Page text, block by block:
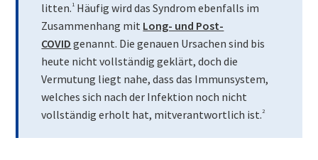
litten. 1 Häufig wird das Syndrom ebenfalls im
Zusammenhang mit Long- und Post-
COVID genannt. Die genauen Ursachen sind bis
heute nicht vollständig geklärt, doch die
Vermutung liegt nahe, dass das Immunsystem,
welches sich nach der Infektion noch nicht
vollständig erholt hat, mitverantwortlich ist.2